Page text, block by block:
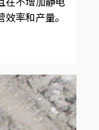
率和产量。